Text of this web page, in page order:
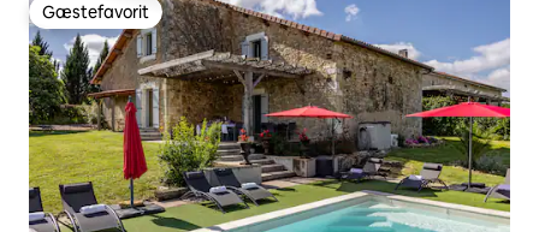
Gæstefavorit
Gæstefavorit